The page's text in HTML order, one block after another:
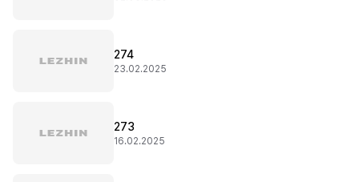
274
23.02.2025
273
16.02.2025